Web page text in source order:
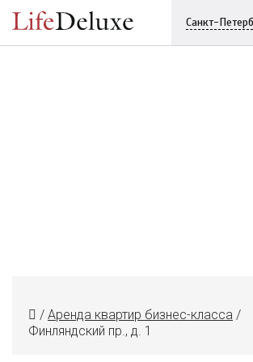
Санкт-
/ Аренда квартир бизнес-класса /
Финляндский пр., д. 1